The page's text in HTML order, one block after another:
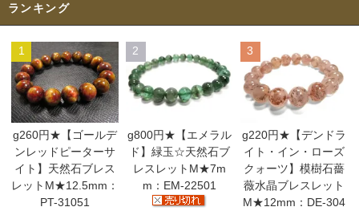
ランキング
1
g260円★【ゴールデ
ンレッドピーターサ
イト】天然石ブレス
レットM★12.5mm：
PT-31051
2
g800円★【エメラル
ド】緑玉☆天然石ブ
レスレットM★7m
m：EM-22501
3
g220円★【デンドラ
イト・イン・ローズ
クォーツ】模樹石薔
薇水晶ブレスレット
M★12mm：DE-304